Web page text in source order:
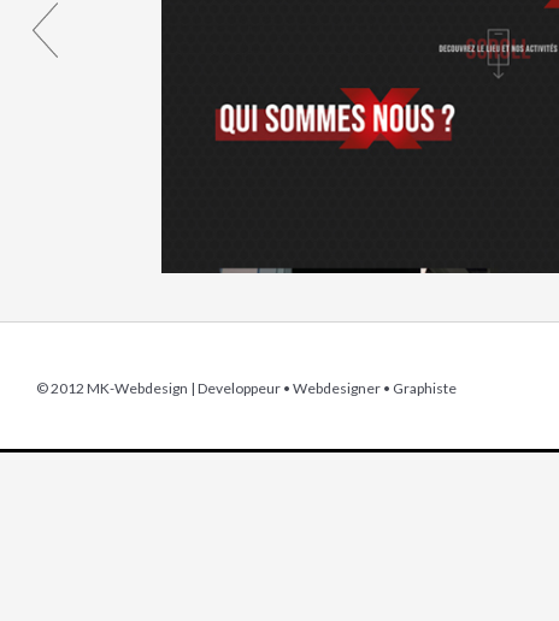
© 2012 MK-Webdesign | Developpeur • Webdesigner • Graphiste